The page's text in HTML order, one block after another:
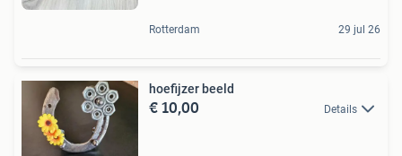
Rotterdam 29 jul 26
hoefijzer beeld
€ 10,00 Details